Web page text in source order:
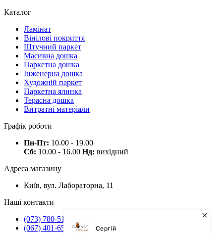
Каталог
Ламінат
Вінілові покриття
Штучний паркет
Масивна дошка
Паркетна дошка
Інженерна дошка
Художній паркет
Паркетна ялинка
Терасна дошка
Витратні матеріали
Графік роботи
Пн-Пт: 10.00 - 19.00
Сб: 10.00 - 16.00 Нд: вихідний
Адреса магазину
Київ, вул. Лабораторна, 11
Наші контакти
(073) 780-51-50
(067) 401-65-71